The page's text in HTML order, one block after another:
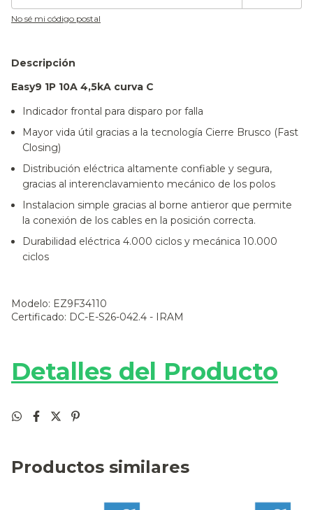
No sé mi código postal
Descripción
Easy9 1P 10A 4,5kA curva C
Indicador frontal para disparo por falla
Mayor vida útil gracias a la tecnología Cierre Brusco (Fast
Closing)
Distribución eléctrica altamente confiable y segura,
gracias al interenclavamiento mecánico de los polos
Instalacion simple gracias al borne antieror que permite
la conexión de los cables en la posición correcta.
Durabilidad eléctrica 4.000 ciclos y mecánica 10.000
ciclos
Modelo: EZ9F34110
Certificado: DC-E-S26-042.4 - IRAM
Detalles del Producto
Productos similares